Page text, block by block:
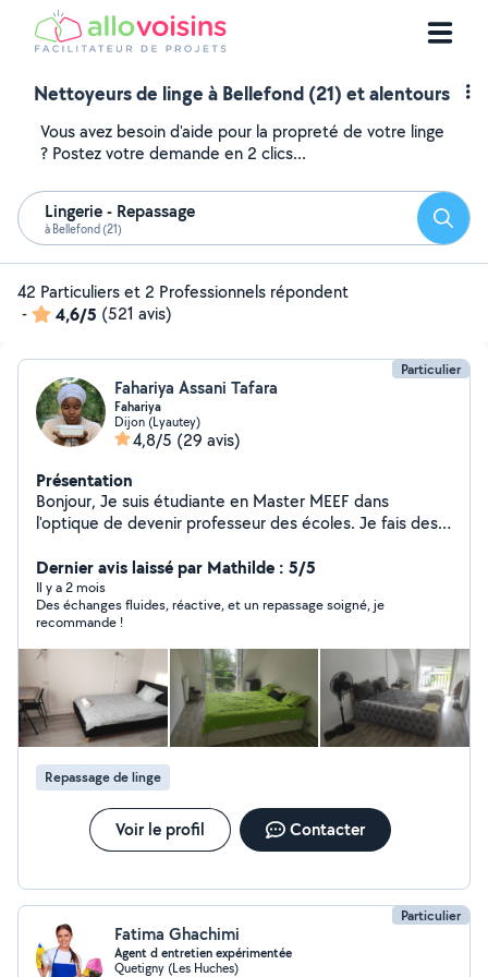
Nettoyeurs de linge à Bellefond (21) et alentours
Vous avez besoin d'aide pour la propreté de votre linge
? Postez votre demande en 2 clics...
Lingerie - Repassage
à Bellefond (21)
42 Particuliers et 2 Professionnels répondent
-
4,6/5 (521 avis)
Particulier
Fahariya Assani Tafara
Fahariya
Dijon (Lyautey)
4,8/5 (29 avis)
Présentation
Bonjour, Je suis étudiante en Master MEEF dans
l'optique de devenir professeur des écoles. Je fais des
des heures de ménage tous les weekend. De nature
maniaque, je fais en sorte de toujours satisfaire le client.
Dernier avis laissé par Mathilde : 5/5
Il y a 2 mois
Des échanges fluides, réactive, et un repassage soigné, je
recommande !
Repassage de linge
Voir le profil Contacter
Particulier
Fatima Ghachimi
Agent d entretien expérimentée
Quetigny (Les Huches)